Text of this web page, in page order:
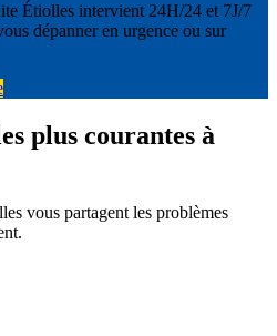
Étiolles intervient 24H/24 et 7J/7
dépanner en urgence ou sur
plus courantes à
vous partagent les problèmes